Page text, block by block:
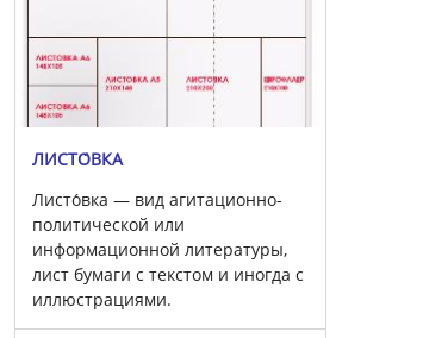
ЛИСТО́ВКА
Листо́вка — вид агитационно-
политической или
информационной литературы,
лист бумаги с текстом и иногда с
иллюстрациями.